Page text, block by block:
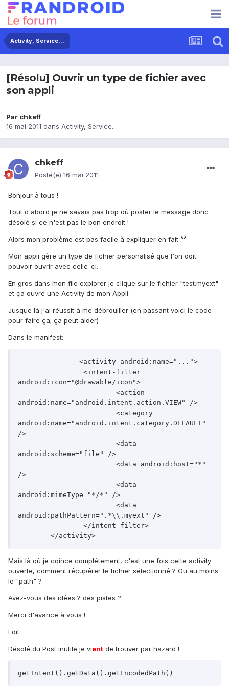
Activity, Service...
[Résolu] Ouvrir un type de fichier avec
son appli
Par chkeff
16 mai 2011 dans Activity, Service...
chkeff
Posté(e) 16 mai 2011
Bonjour à tous !
Tout d'abord je ne savais pas trop où poster le message donc
désolé si ce n'est pas le bon endroit !
Alors mon problème est pas facile à expliquer en fait ^^
Mon appli gère un type de fichier personalisé que l'on doit
pouvoir ouvrir avec celle-ci.
En gros dans mon file explorer je clique sur le fichier "test.myext"
et ça ouvre une Activity de mon Appli.
Jusque là j'ai réussit à me débrouiller (en passant voici le code
pour faire ça; ça peut aider)
Dans le manifest:
android:icon="@drawable/icon">
android:name="android.intent.action.VIEW" />
android:name="android.intent.category.DEFAULT"
/>
android:scheme="file" />
/>
android:mimeType="*/*" />
android:pathPattern=".*\\.myext" />
Mais là où je coince complétement, c'est une fois cette activity
ouverte, comment récupérer le fichier sélectionné ? Ou au moins
le "path" ?
Avez-vous des idées ? des pistes ?
Merci d'avance à vous !
Edit:
Désolé du Post inutile je vient de trouver par hazard !